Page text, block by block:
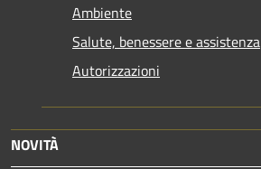
Ambiente
Salute, benessere e assistenza
Autorizzazioni
NOVITÀ